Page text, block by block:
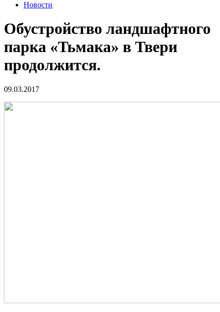
Новости
Обустройство ландшафтного
парка «Тьмака» в Твери
продолжится.
09.03.2017